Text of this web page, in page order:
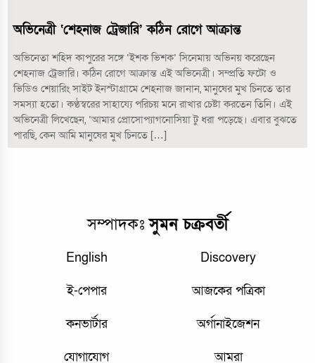
অভিনেত্রী ‘শেহনাজ ট্রেজারি’ কঠিন রোগে আক্রান্ত
অভিনেতা শহিদ কাপুরের সঙ্গে ‘ইশক ভিশক’ সিনেমায় অভিনয় করেছেন
শেহনাজ ট্রেজারি। কঠিন রোগে আক্রান্ত এই অভিনেত্রী। সম্প্রতি ফটো ও
ভিডিও শেয়ারিং সাইট ইনস্টাগ্রামে শেহনাজ জানান, মানুষের মুখ চিনতে তার
সমস্যা হতো। কণ্ঠস্বরের সাহায্যে পরিচয় মনে রাখার চেষ্টা করতেন তিনি। এই
অভিনেত্রী লিখেছেন, ‘আমার প্রোসোপ্যাগনোসিয়া টু ধরা পড়েছে। এবার বুঝতে
পারছি, কেন আমি মানুষের মুখ চিনতে […]
সম্পাদকঃসুমন চক্রবর্তী
English Discovery
ই-পেপার আজকের পত্রিকা
কনভার্টার অর্গানাইজেশন
যোগাযোগ আমরা